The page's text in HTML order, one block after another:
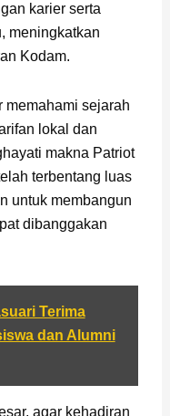
karier serta
meningkatkan
Kodam.
memahami sejarah
lokal dan
makna Patriot
terbentang luas
untuk membangun
dibanggakan
Terima
dan Alumni
agar kehadiran